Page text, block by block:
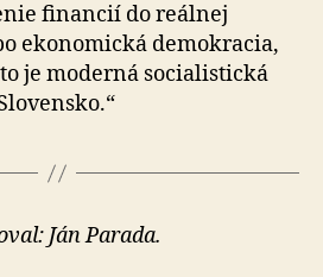
financií do reálnej
ekonomická demokracia,
je moderná socialistická
Ján Parada.